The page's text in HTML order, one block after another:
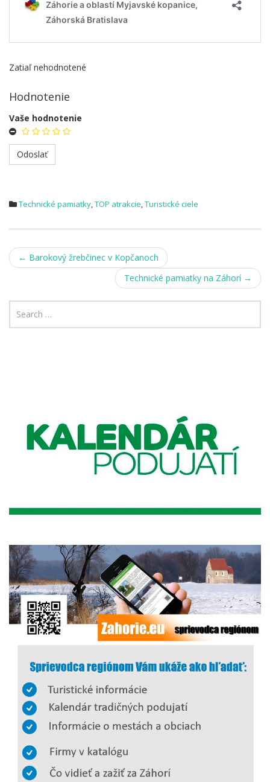
Zatiaľ nehodnotené
Hodnotenie
Vaše hodnotenie
Technické pamiatky,TOP atrakcie,Turistické ciele
Post
← Barokový žrebčinec v Kopčanoch
Technické pamiatky na Záhorí →